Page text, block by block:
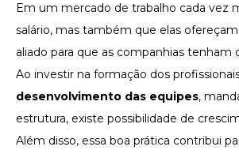
Em um mercado de trabalho cada vez
salário, mas também que elas
aliado para que as companhias
Ao investir na formação dos
desenvolvimento das equipes,
estrutura, existe possibilidade de
Além disso, essa boa prática contribui